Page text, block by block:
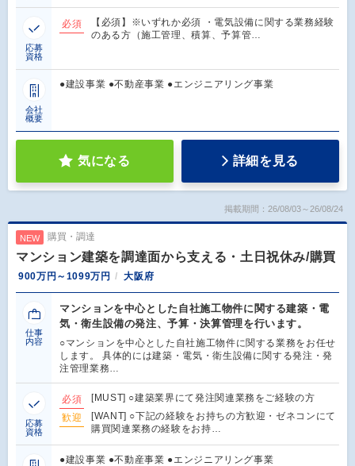
応募
資格
必須
【必須】※いずれか必須 ・電気設備に関する業務経験
のある方（施工管理、積算、予算管…
会社
概要
●建設事業 ●不動産事業 ●エンジニアリング事業
気になる 詳細を見る
掲載期間：26/08/03～26/08/24
NEW 購買・調達
マンション建築を調達面から支える・土日祝休み/購買
900万円～1099万円 大阪府
仕事
内容
マンションを中心とした自社施工物件に関する建築・電
気・衛生設備の発注、予算・決算管理を行います。
○マンションを中心とした自社施工物件に関する業務をお任せ
します。 具体的には建築・電気・衛生設備に関する発注・発
注管理業務…
応募
資格
必須
[MUST] ○建築業界にて発注関連業務をご経験の方
歓迎
[WANT] ○下記の経験をお持ちの方歓迎・ゼネコンにて
購買関連業務の経験をお持…
●建設事業 ●不動産事業 ●エンジニアリング事業